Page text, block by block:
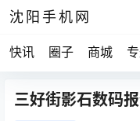
沈阳手机网
快讯 圈子 商城
三好街影石数码